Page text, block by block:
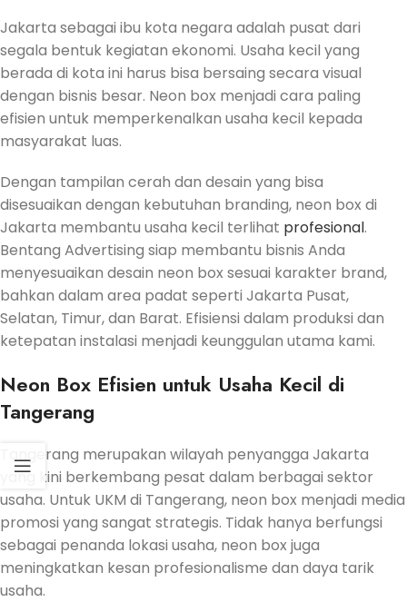
Jakarta sebagai ibu kota negara adalah pusat dari
segala bentuk kegiatan ekonomi. Usaha kecil yang
berada di kota ini harus bisa bersaing secara visual
dengan bisnis besar. Neon box menjadi cara paling
efisien untuk memperkenalkan usaha kecil kepada
masyarakat luas.
Dengan tampilan cerah dan desain yang bisa
disesuaikan dengan kebutuhan branding, neon box di
Jakarta membantu usaha kecil terlihat profesional.
Bentang Advertising siap membantu bisnis Anda
menyesuaikan desain neon box sesuai karakter brand,
bahkan dalam area padat seperti Jakarta Pusat,
Selatan, Timur, dan Barat. Efisiensi dalam produksi dan
ketepatan instalasi menjadi keunggulan utama kami.
Neon Box Efisien untuk Usaha Kecil di
Tangerang
Tangerang merupakan wilayah penyangga Jakarta
yang kini berkembang pesat dalam berbagai sektor
usaha. Untuk UKM di Tangerang, neon box menjadi media
promosi yang sangat strategis. Tidak hanya berfungsi
sebagai penanda lokasi usaha, neon box juga
meningkatkan kesan profesionalisme dan daya tarik
usaha.